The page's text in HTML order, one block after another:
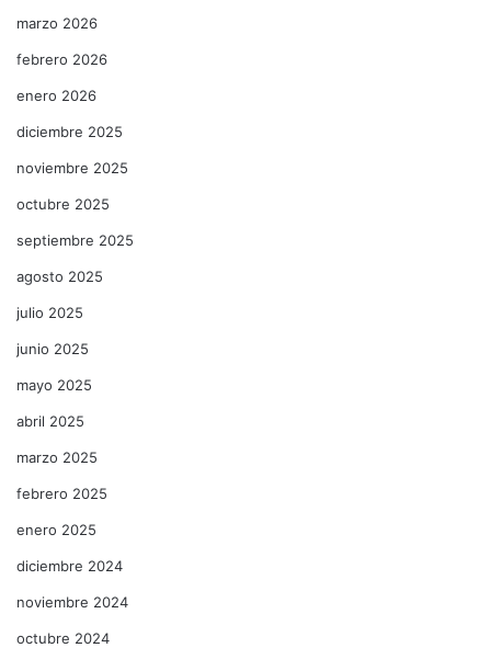
marzo 2026
febrero 2026
enero 2026
diciembre 2025
noviembre 2025
octubre 2025
septiembre 2025
agosto 2025
julio 2025
junio 2025
mayo 2025
abril 2025
marzo 2025
febrero 2025
enero 2025
diciembre 2024
noviembre 2024
octubre 2024